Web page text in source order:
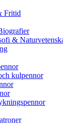
Fritid
&
kulpennor